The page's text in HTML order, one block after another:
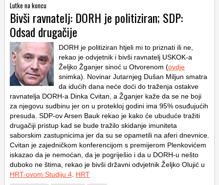
Lutke na koncu
Bivši ravnatelj: DORH je politiziran; SDP:
Odsad drugačije
DORH je politiziran htjeli mi to priznati ili ne,
rekao je odvjetnik i bivši ravnatelj USKOK-a
Željko Žganjer sinoć u Otvorenom (ovdje
snimka). Novinar Jutarnjeg Dušan Miljun smatra
da idućih dana neće doći do traženja ostakve
ravnatelja DORH-a Dinka Cvitan, a Žganjer kaže da se ne boji
za njegovu sudbinu jer on u protekloj godini ima 95% osuđujućih
presuda. SDP-ov Arsen Bauk rekao je kako će ubuduće tražiti
drugačiji pristup kad se bude tražilo skidanje imuniteta
saborskim zastupnicima jer da su se opametili na aferi dnevnice.
Cvitan je zajedničkom konferencijom s premijerom Plenkovićem
iskazao da je nemoćan, da je pogriješio i da u DORH-u nešto
duboko ne štima, rekao je bivši državni odvjetnik Željko Olujić u
HRT-ovom Studiju 4 HRT